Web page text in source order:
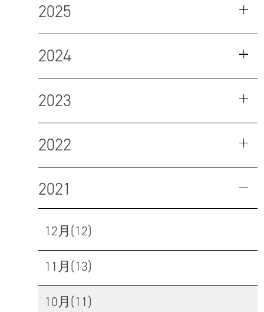
2025
2024
2023
2022
2021
12月(12)
11月(13)
10月(11)